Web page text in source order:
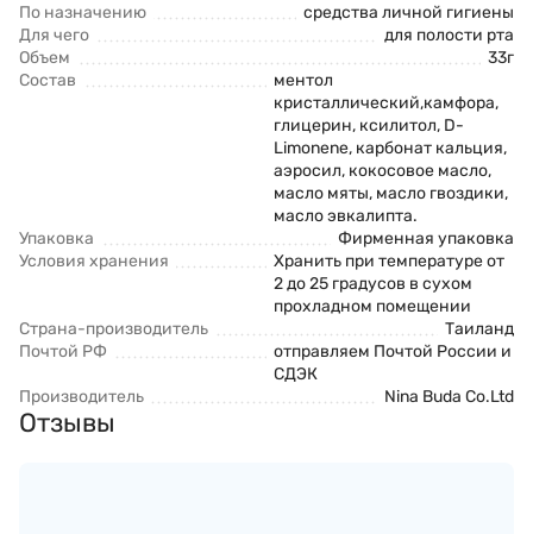
По назначению
средства личной гигиены
Для чего
для полости рта
Объем
33г
Состав
ментол
кристаллический,камфора,
глицерин, ксилитол, D-
Limonene, карбонат кальция,
аэросил, кокосовое масло,
масло мяты, масло гвоздики,
масло эвкалипта.
Упаковка
Фирменная упаковка
Условия хранения
Хранить при температуре от
2 до 25 градусов в сухом
прохладном помещении
Страна-производитель
Таиланд
Почтой РФ
отправляем Почтой России и
СДЭК
Производитель
Nina Buda Co.Ltd
Отзывы